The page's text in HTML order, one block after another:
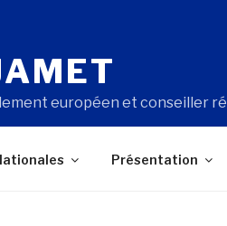
européen et conseiller
Présentation